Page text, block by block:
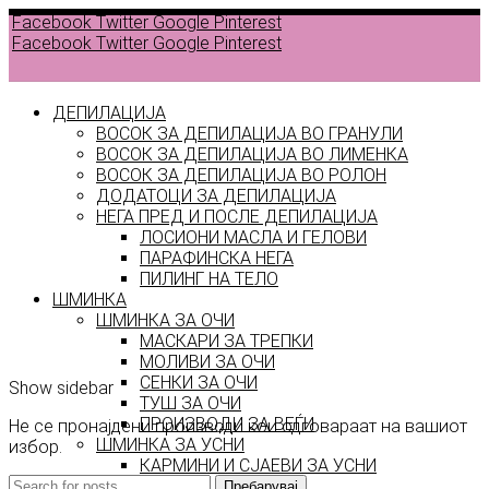
Facebook Twitter Google Pinterest
Facebook Twitter Google Pinterest
ДЕПИЛАЦИЈА
ВОСОК ЗА ДЕПИЛАЦИЈА ВО ГРАНУЛИ
ВОСОК ЗА ДЕПИЛАЦИЈА ВО ЛИМЕНКА
ВОСОК ЗА ДЕПИЛАЦИЈА ВО РОЛОН
ДОДАТОЦИ ЗА ДЕПИЛАЦИЈА
НЕГА ПРЕД И ПОСЛЕ ДЕПИЛАЦИЈА
ЛОСИОНИ МАСЛА И ГЕЛОВИ
ПАРАФИНСКА НЕГА
ПИЛИНГ НА ТЕЛО
ШМИНКА
ШМИНКА ЗА ОЧИ
МАСКАРИ ЗА ТРЕПКИ
МОЛИВИ ЗА ОЧИ
СЕНКИ ЗА ОЧИ
ТУШ ЗА ОЧИ
ПРОИЗВОДИ ЗА ВЕЃИ
ШМИНКА ЗА УСНИ
КАРМИНИ И СЈАЕВИ ЗА УСНИ
products
like
candy
Show sidebar
Не се пронајдени производи кои одговараат на вашиот
избор.